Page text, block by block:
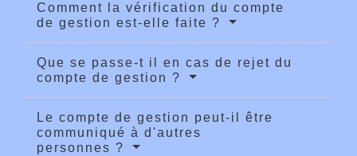
Comment la vérification du compte
de gestion est-elle faite ?
Que se passe-t il en cas de rejet du
compte de gestion ?
Le compte de gestion peut-il être
communiqué à d'autres
personnes ?